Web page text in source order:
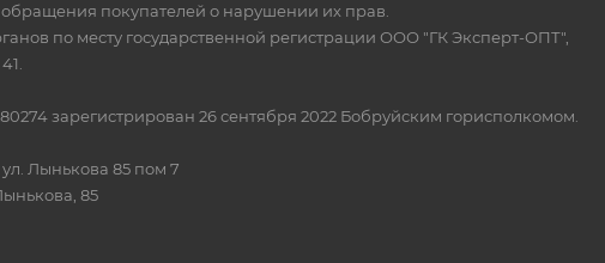
покупателей о нарушении их прав.
по месту государственной регистрации ООО "ГК Эксперт-ОПТ",
зарегистрирован 26 сентября 2022 Бобруйским горисполкомом.
Лынькова 85 пом 7
85